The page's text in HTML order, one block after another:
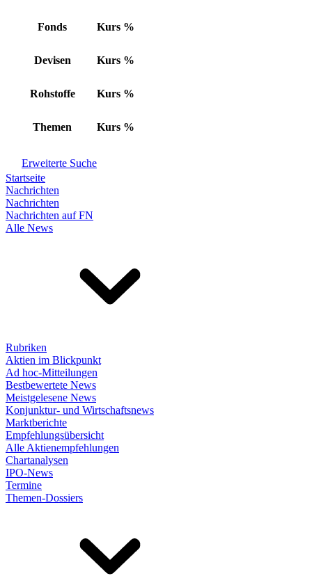
Fonds Kurs %
Devisen Kurs %
Rohstoffe Kurs %
Themen Kurs %
Erweiterte Suche
Startseite
Nachrichten
Nachrichten
Nachrichten auf FN
Alle News
Rubriken
Aktien im Blickpunkt
Ad hoc-Mitteilungen
Bestbewertete News
Meistgelesene News
Konjunktur- und Wirtschaftsnews
Marktberichte
Empfehlungsübersicht
Alle Aktienempfehlungen
Chartanalysen
IPO-News
Termine
Themen-Dossiers